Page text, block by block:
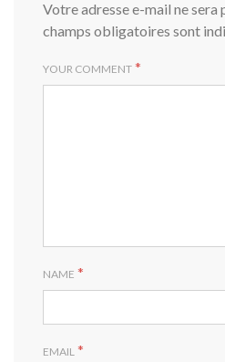
Votre adresse e-mail ne sera
champs obligatoires sont
YOUR COMMENT *
NAME *
EMAIL *